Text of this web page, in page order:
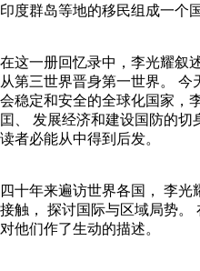
印度群岛等地的移民组成一个国
在这一册回忆录中，李光耀叙
从第三世界晋身第一世界。
会稳定和安全的全球化国家，
囯、 发展经济和建设国防的切
读者必能从中得到后发。
四十年来遍访世界各国， 李
接触， 探讨国际与区域局势。
对他们作了生动的描述。